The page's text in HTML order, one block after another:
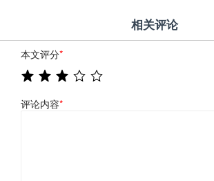
相关评论
本文评分*
评论内容*